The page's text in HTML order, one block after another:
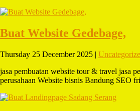
Buat Website Gedebage,
Thursday 25 December 2025 |
jasa pembuatan website tour & travel jasa
perusahaan Website bisnis Bandung SEO